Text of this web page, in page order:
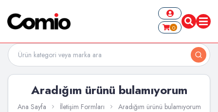
0
Aradığım ürünü bulamıyorum
Ana Sayfa İletişim Formları Aradığım ürünü bulamıyorum